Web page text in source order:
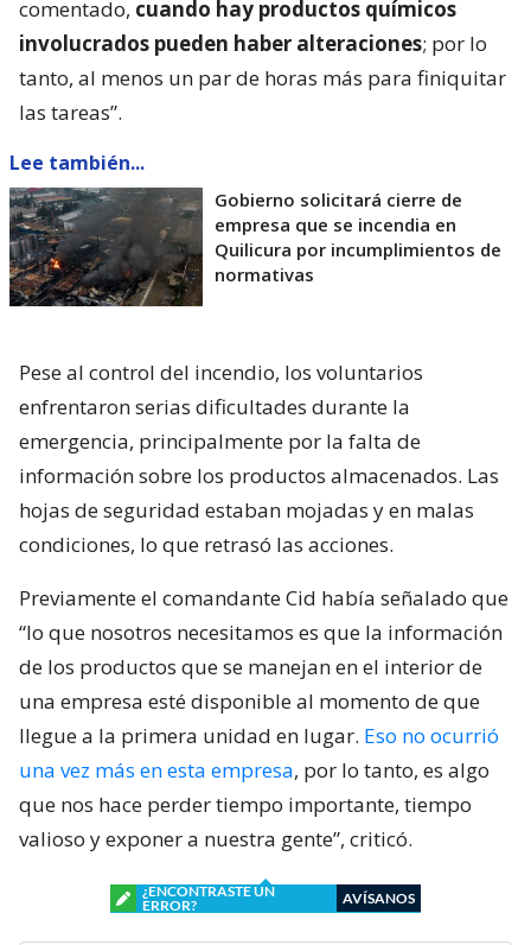
comentado, cuando hay productos químicos
involucrados pueden haber alteraciones; por lo
tanto, al menos un par de horas más para finiquitar
las tareas”.
Lee también...
Gobierno solicitará cierre de
empresa que se incendia en
Quilicura por incumplimientos de
normativas
Pese al control del incendio, los voluntarios
enfrentaron serias dificultades durante la
emergencia, principalmente por la falta de
información sobre los productos almacenados. Las
hojas de seguridad estaban mojadas y en malas
condiciones, lo que retrasó las acciones.
Previamente el comandante Cid había señalado que
“lo que nosotros necesitamos es que la información
de los productos que se manejan en el interior de
una empresa esté disponible al momento de que
llegue a la primera unidad en lugar. Eso no ocurrió
una vez más en esta empresa, por lo tanto, es algo
que nos hace perder tiempo importante, tiempo
valioso y exponer a nuestra gente”, criticó.
¿ENCONTRASTE UN
ERROR?
AVÍSANOS